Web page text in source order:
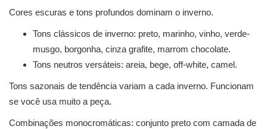
Cores escuras e tons profundos dominam o inverno.
Tons clássicos de inverno: preto, marinho, vinho, verde-
musgo, borgonha, cinza grafite, marrom chocolate.
Tons neutros versáteis: areia, bege, off-white, camel.
Tons sazonais de tendência variam a cada inverno. Funcionam
se você usa muito a peça.
Combinações monocromáticas: conjunto preto com camada de